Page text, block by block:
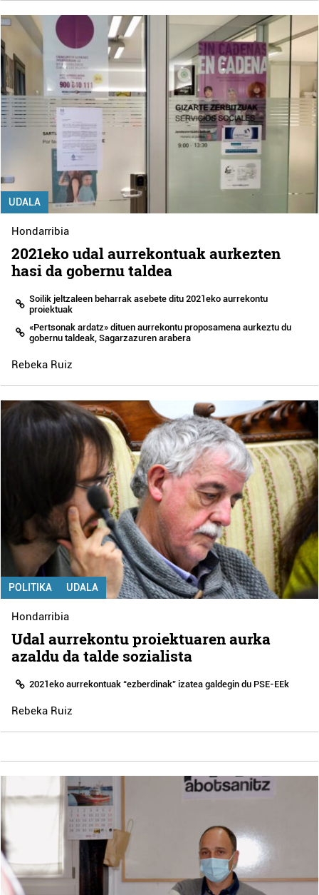
UDALA
Hondarribia
2021eko udal aurrekontuak aurkezten
hasi da gobernu taldea
Soilik jeltzaleen beharrak asebete ditu 2021eko aurrekontu
proiektuak
«Pertsonak ardatz» dituen aurrekontu proposamena aurkeztu du
gobernu taldeak, Sagarzazuren arabera
Rebeka Ruiz
POLITIKA UDALA
Hondarribia
Udal aurrekontu proiektuaren aurka
azaldu da talde sozialista
2021eko aurrekontuak “ezberdinak” izatea galdegin du PSE-EEk
Rebeka Ruiz